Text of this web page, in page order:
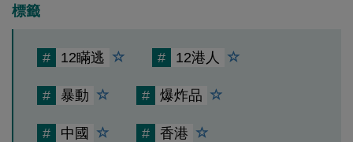
標籤
# 12瞞逃 # 12港人
# 暴動 # 爆炸品
# 中國 # 香港